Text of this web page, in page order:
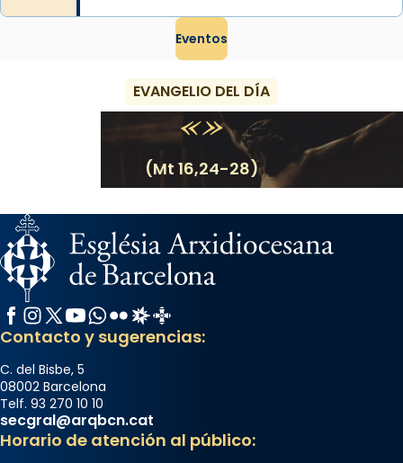
Eventos
EVANGELIO DEL DÍA
(Mt 16,24-28)
Facebook
Instagram
X / Twitter
YouTube
WhatsApp
FlickrRadio Estel
Catalunya Cristiana
Contacto y sugerencias:
C. del Bisbe, 5
08002 Barcelona
Telf. 93 270 10 10
secgral@arqbcn.cat
Horario de atención al público: